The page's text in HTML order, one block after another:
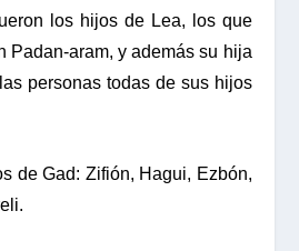
los hijos de Lea, los que
Padan-aram, y además su hija
personas todas de sus hijos
de Gad: Zifión, Hagui, Ezbón,